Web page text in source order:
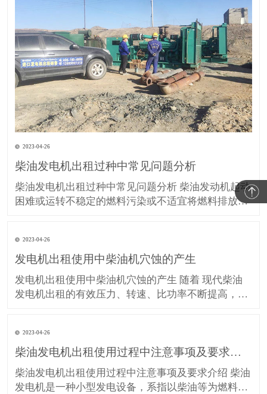
2023-04-26
柴油发电机出租过种中常见问题分析
柴油发电机出租过种中常见问题分析 柴油发动机起动
困难或运转不稳定的燃料污染或不适宜将燃料排放和
嘴燃油管路装配或泵衰竭更换喷嘴总成或泵电子调速
器调整调整或更换坏或故障的总督已经除去部分负荷
负荷故障检查或更换
2023-04-26
发电机出租使用中柴油机穴蚀的产生
发电机出租使用中柴油机穴蚀的产生 随着 现代柴油
发电机出租的有效压力、转速、比功率不断提高，比
践中发现，现代柴油机的穴蚀损坏非常严重，许多柴
油机的气缸套不是因为超过了磨损极限而更换，往往
是因穴蚀损坏被迫换
2023-04-26
柴油发电机出租使用过程中注意事项及要求介绍
柴油发电机出租使用过程中注意事项及要求介绍 柴油
发电机是一种小型发电设备，系指以柴油等为燃料，